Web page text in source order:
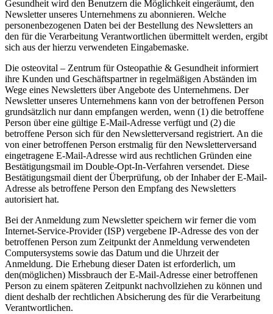
Gesundheit wird den Benutzern die Möglichkeit eingeräumt, den
Newsletter unseres Unternehmens zu abonnieren. Welche
personenbezogenen Daten bei der Bestellung des Newsletters an
den für die Verarbeitung Verantwortlichen übermittelt werden, ergibt
sich aus der hierzu verwendeten Eingabemaske.
Die osteovital – Zentrum für Osteopathie & Gesundheit informiert
ihre Kunden und Geschäftspartner in regelmäßigen Abständen im
Wege eines Newsletters über Angebote des Unternehmens. Der
Newsletter unseres Unternehmens kann von der betroffenen Person
grundsätzlich nur dann empfangen werden, wenn (1) die betroffene
Person über eine gültige E-Mail-Adresse verfügt und (2) die
betroffene Person sich für den Newsletterversand registriert. An die
von einer betroffenen Person erstmalig für den Newsletterversand
eingetragene E-Mail-Adresse wird aus rechtlichen Gründen eine
Bestätigungsmail im Double-Opt-In-Verfahren versendet. Diese
Bestätigungsmail dient der Überprüfung, ob der Inhaber der E-Mail-
Adresse als betroffene Person den Empfang des Newsletters
autorisiert hat.
Bei der Anmeldung zum Newsletter speichern wir ferner die vom
Internet-Service-Provider (ISP) vergebene IP-Adresse des von der
betroffenen Person zum Zeitpunkt der Anmeldung verwendeten
Computersystems sowie das Datum und die Uhrzeit der
Anmeldung. Die Erhebung dieser Daten ist erforderlich, um
den(möglichen) Missbrauch der E-Mail-Adresse einer betroffenen
Person zu einem späteren Zeitpunkt nachvollziehen zu können und
dient deshalb der rechtlichen Absicherung des für die Verarbeitung
Verantwortlichen.